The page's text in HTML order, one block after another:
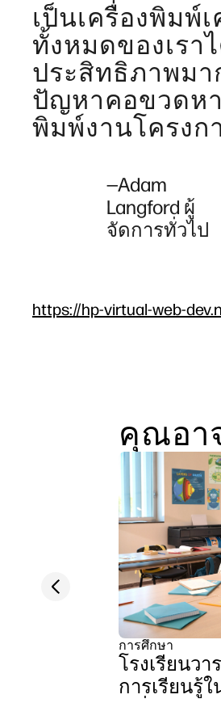
เป็นเครื่องพิมพ์
ทั้งหมดของเรา
ประสิทธิภาพมา
ปัญหาคอขวดห
พิมพ์งานโครงก
—Adam
Langford ผู้
จัดการทั่วไป
https://hp-virtual-web-
คุณอา
การศึกษา
โรงเรียนวา
การเรียนรู้
Previous slide